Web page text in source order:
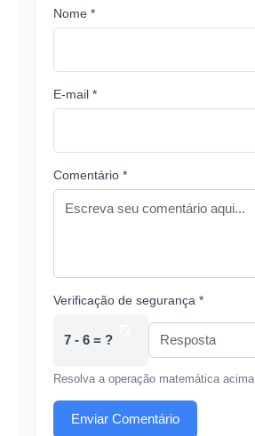
Nome *
E-mail *
Comentário *
Verificação de segurança *
7 - 6 = ?
Resolva a operação matemática acima
Enviar Comentário